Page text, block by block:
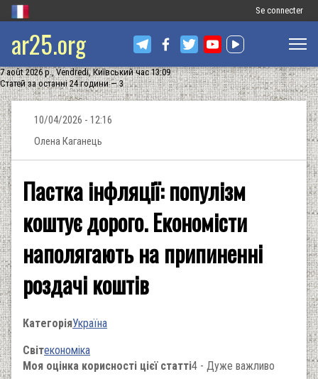
Меню
користувача
Se connecter
ar25.org
7 août 2026 р., Vendredi, Київський час 13:09
Статей за останні 24 години — 3
10/04/2026 - 12:16
Олена Каганець
Пастка інфляції: популізм
коштує дорого. Економісти
наполягають на припиненні
роздачі коштів
КатегоріяУкраїна
Світекономіка
Моя оцінка корисності цієї статті4 - Дуже важливо